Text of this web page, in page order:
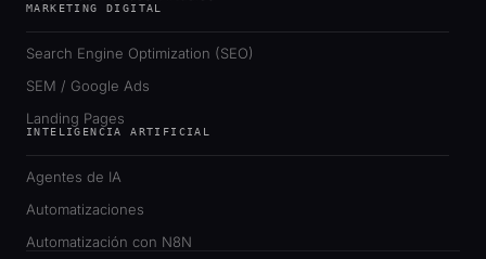
MARKETING DIGITAL
Search Engine Optimization (SEO)
SEM / Google Ads
Landing Pages
INTELIGENCIA ARTIFICIAL
Agentes de IA
Automatizaciones
Automatización con N8N